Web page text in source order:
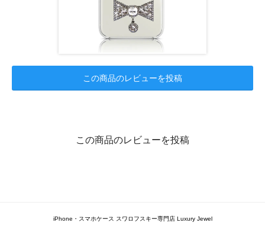
この商品のレビューを投稿
この商品のレビューを投稿
iPhone・スマホケース スワロフスキー専門店 Luxury Jewel